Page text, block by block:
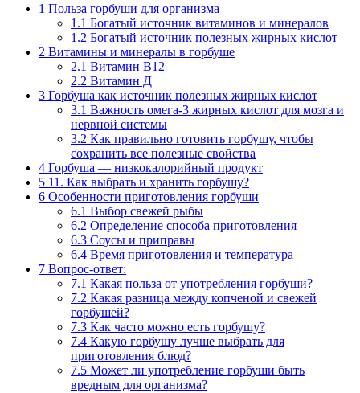
1 Польза горбуши для организма
1.1 Богатый источник витаминов и минералов
1.2 Богатый источник полезных жирных кислот
2 Витамины и минералы в горбуше
2.1 Витамин В12
2.2 Витамин Д
3 Горбуша как источник полезных жирных кислот
3.1 Важность омега-3 жирных кислот для мозга и
нервной системы
3.2 Как правильно готовить горбушу, чтобы
сохранить все полезные свойства
4 Горбуша — низкокалорийный продукт
5 11. Как выбрать и хранить горбушу?
6 Особенности приготовления горбуши
6.1 Выбор свежей рыбы
6.2 Определение способа приготовления
6.3 Соусы и приправы
6.4 Время приготовления и температура
7 Вопрос-ответ:
7.1 Какая польза от употребления горбуши?
7.2 Какая разница между копченой и свежей
горбушей?
7.3 Как часто можно есть горбушу?
7.4 Какую горбушу лучше выбрать для
приготовления блюд?
7.5 Может ли употребление горбуши быть
вредным для организма?